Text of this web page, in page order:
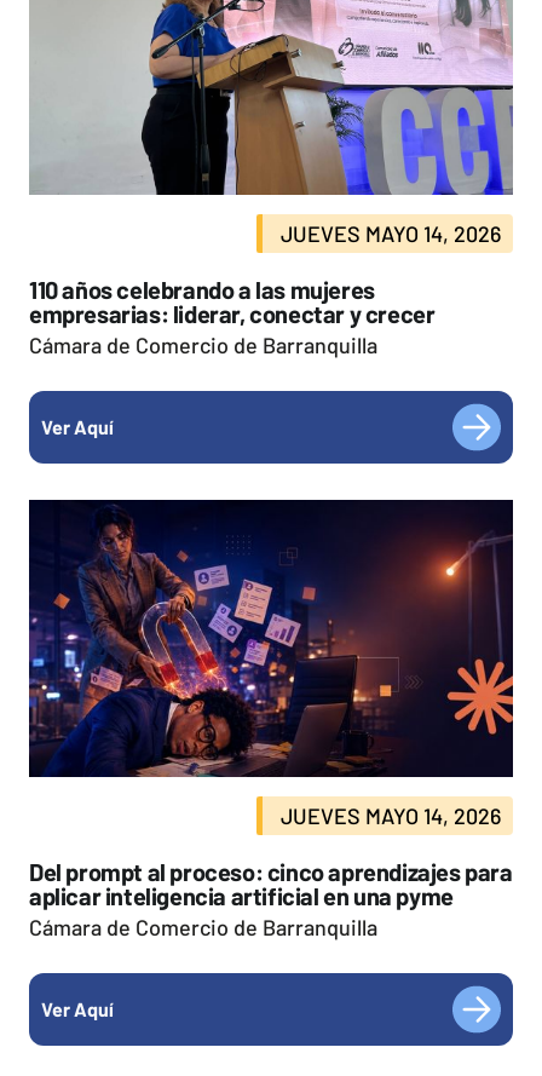
JUEVES MAYO 14, 2026
110 años celebrando a las mujeres
empresarias: liderar, conectar y crecer
Cámara de Comercio de Barranquilla
Ver Aquí
JUEVES MAYO 14, 2026
Del prompt al proceso: cinco aprendizajes para
aplicar inteligencia artificial en una pyme
Cámara de Comercio de Barranquilla
Ver Aquí